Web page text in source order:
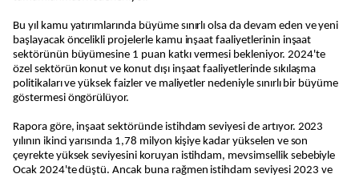
Bu yıl kamu yatırımlarında büyüme sınırlı olsa da devam eden ve yeni
başlayacak öncelikli projelerle kamu inşaat faaliyetlerinin inşaat
sektörünün büyümesine 1 puan katkı vermesi bekleniyor. 2024'te
özel sektörün konut ve konut dışı inşaat faaliyetlerinde sıkılaşma
politikaları ve yüksek faizler ve maliyetler nedeniyle sınırlı bir büyüme
göstermesi öngörülüyor.
Rapora göre, inşaat sektöründe istihdam seviyesi de artıyor. 2023
yılının ikinci yarısında 1,78 milyon kişiye kadar yükselen ve son
çeyrekte yüksek seviyesini koruyan istihdam, mevsimsellik sebebiyle
Ocak 2024'te düştü. Ancak buna rağmen istihdam seviyesi 2023 ve